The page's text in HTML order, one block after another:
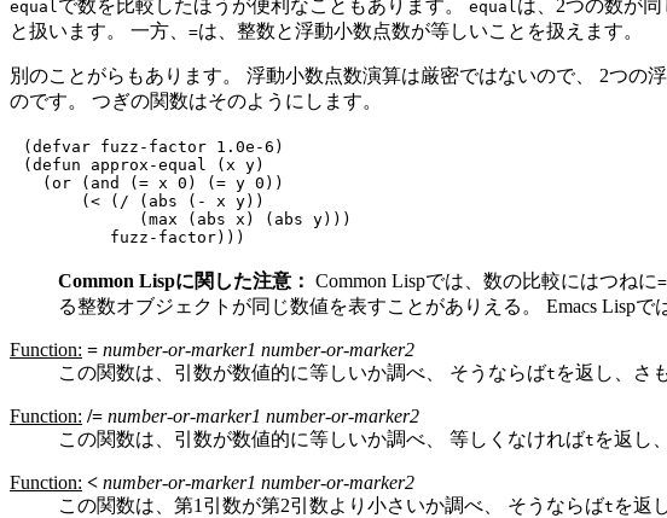
equalで数を比較したほうが便利なこともあります。 equalは、2つの数が
と扱います。 一方、 =は、整数と浮動小数点数が等しいことを扱えます。
別のことがらもあります。 浮動小数点数演算は厳密ではないので、 2つ
のです。 つぎの関数はそのようにします。
(defvar fuzz-factor 1.0e-6)
(defun approx-equal (x y)
  (or (and (= x 0) (= y 0))
      (< (/ (abs (- x y))
            (max (abs x) (abs y)))
Common Lispに関した注意： Common Lispでは、数の比較にはつねに=
る整数オブジェクトが同じ数値を表すことがありえる。 Emacs Lisp
Function: = number-or-marker1 number-or-marker2
この関数は、引数が数値的に等しいか調べ、 そうならばt を返し、さ
Function: /= number-or-marker1 number-or-marker2
この関数は、引数が数値的に等しいか調べ、 等しくなければt を返し
Function: < number-or-marker1 number-or-marker2
この関数は、第1引数が第2引数より小さいか調べ、 そうならばt を返